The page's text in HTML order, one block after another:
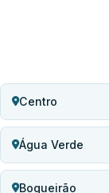
Centro
Água Verde
Boqueirão